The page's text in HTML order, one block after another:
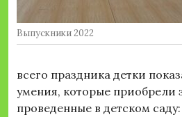
Выпускники 2022
всего праздника детки
умения, которые приобрели
проведенные в детском